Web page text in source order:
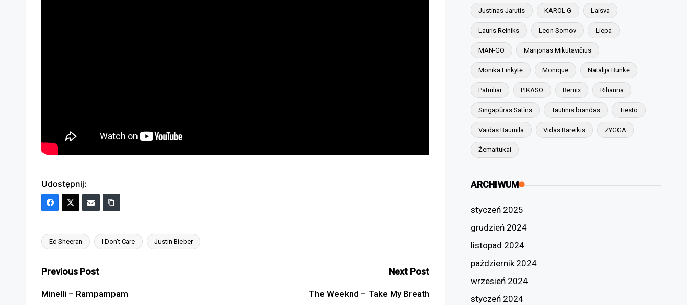
Udostępnij:
Tags:
Ed Sheeran I Don't Care Justin Bieber
Post
navigation
Previous Post
Minelli – Rampampam
Next Post
The Weeknd – Take My Breath
Justinas Jarutis KAROL G Laisva
Lauris Reiniks Leon Somov Liepa
MAN-GO Marijonas Mikutavičius
Monika Linkytė Monique Natalija Bunkė
Patruliai PIKASO Remix Rihanna
Singapūras Satīns Tautinis brandas Tiesto
Vaidas Baumila Vidas Bareikis ZYGGA
Žemaitukai
ARCHIWUM
styczeń 2025
grudzień 2024
listopad 2024
październik 2024
wrzesień 2024
styczeń 2024